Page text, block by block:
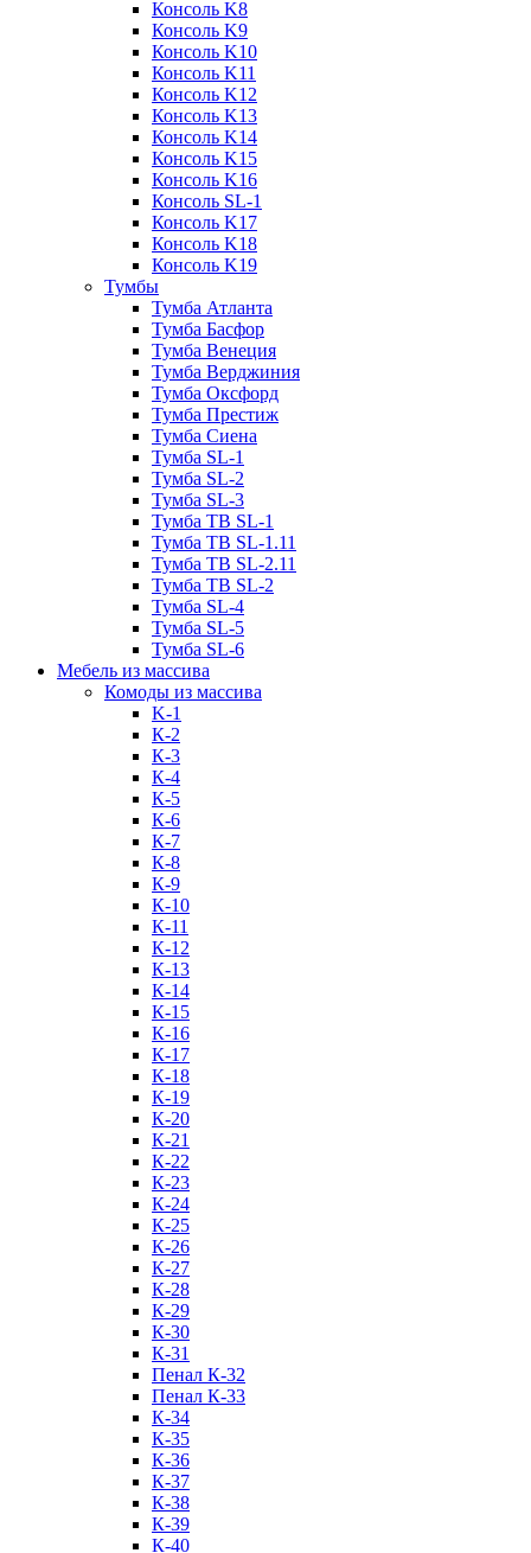
Консоль K8
Консоль K9
Консоль K10
Консоль K11
Консоль K12
Консоль K13
Консоль K14
Консоль K15
Консоль K16
Консоль SL-1
Консоль K17
Консоль K18
Консоль K19
Тумбы
Тумба Атланта
Тумба Басфор
Тумба Венеция
Тумба Верджиния
Тумба Оксфорд
Тумба Престиж
Тумба Сиена
Тумба SL-1
Тумба SL-2
Тумба SL-3
Тумба ТВ SL-1
Тумба ТВ SL-1.11
Тумба ТВ SL-2.11
Тумба ТВ SL-2
Тумба SL-4
Тумба SL-5
Тумба SL-6
Мебель из массива
Комоды из массива
K-1
К-2
К-3
К-4
К-5
К-6
К-7
К-8
К-9
К-10
К-11
К-12
К-13
К-14
К-15
К-16
К-17
К-18
К-19
К-20
К-21
К-22
К-23
К-24
К-25
К-26
К-27
К-28
К-29
К-30
К-31
Пенал К-32
Пенал К-33
К-34
К-35
К-36
К-37
К-38
К-39
К-40